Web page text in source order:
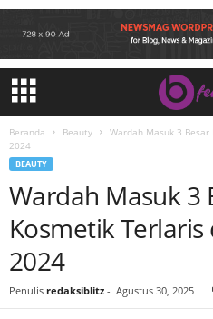
Beranda Beauty
Wardah Masuk 3
2024
BEAUTY
Wardah Masuk 3
Kosmetik Terlaris
2024
Penulis redaksiblitz - Agustus 30, 2025